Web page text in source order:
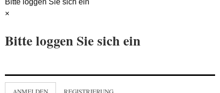
Bitte loggen Sie sich ein
×
Bitte loggen Sie sich ein